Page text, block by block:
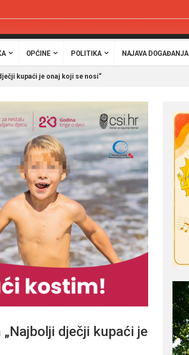
OPĆINE POLITIKA NAJAVA DOGAĐANJA
kupaći je onaj koji se nosi“
dječji kupaći je